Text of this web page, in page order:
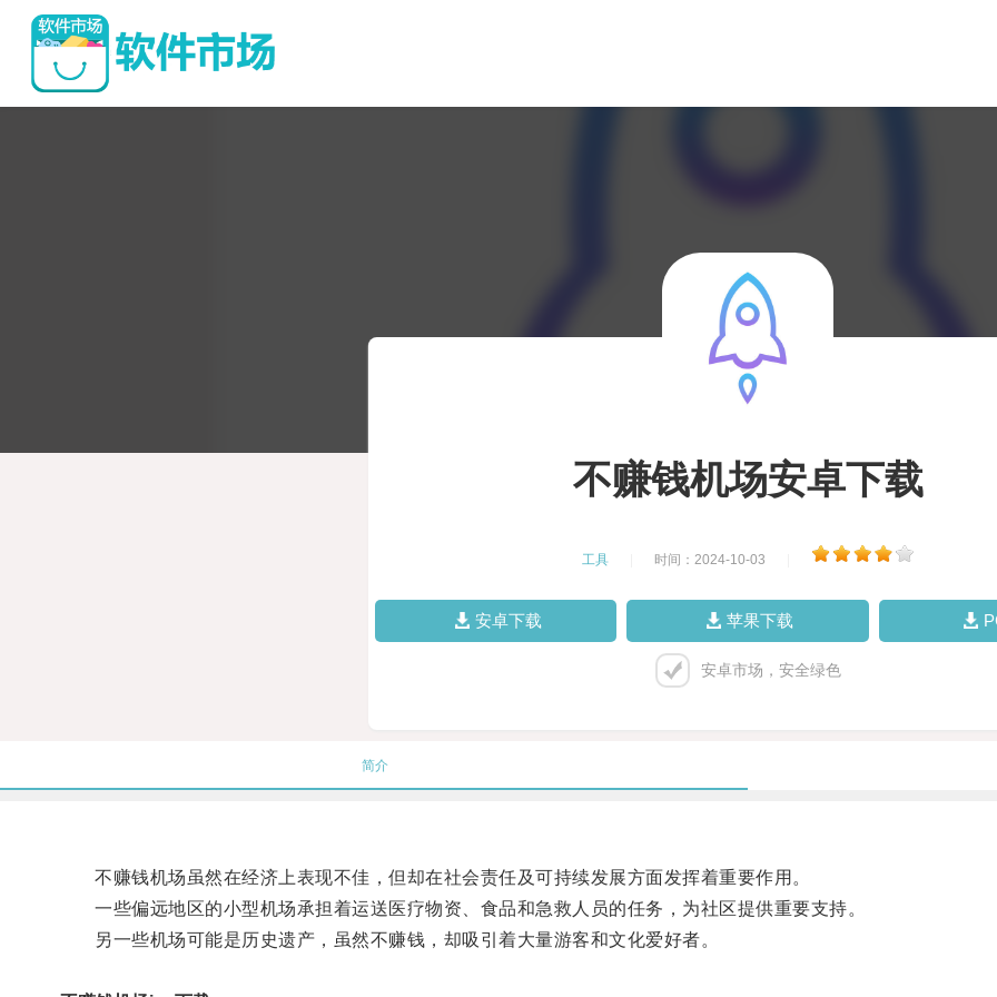
不赚钱机场安卓下载
工具 时间：2024-10-03
安卓下载 苹果下载
安卓市场，安全绿色
简介
不赚钱机场虽然在经济上表现不佳，但却在社会责任及可持续发展方面发挥着重要作用。
一些偏远地区的小型机场承担着运送医疗物资、食品和急救人员的任务，为社区提供重要支持。
另一些机场可能是历史遗产，虽然不赚钱，却吸引着大量游客和文化爱好者。